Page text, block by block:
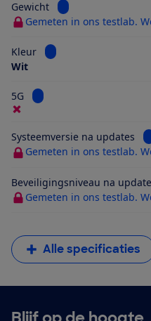
Gewicht
Bekijk informatie
Gemeten in ons testlab.
Kleur
Bekijk informatie voor
Wit
5G Bekijk informatie voor 5G
Systeemversie na updates
Gemeten in ons testlab.
Beveiligingsniveau na
Gemeten in ons testlab.
Alle specificaties